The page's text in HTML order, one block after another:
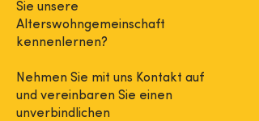
Sie unsere
Alterswohngemeinschaft
kennenlernen?
Nehmen Sie mit uns Kontakt auf
und vereinbaren Sie einen
unverbindlichen